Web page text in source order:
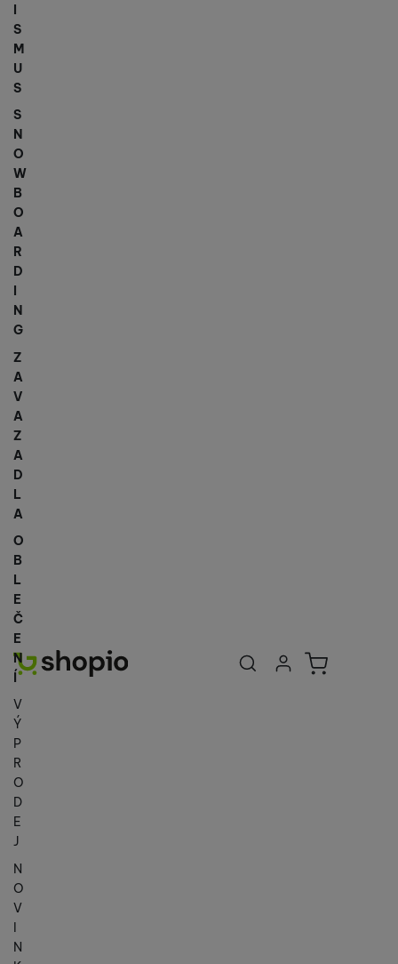
Uživatelská
Přihlásit se
Košík
I
S
M
U
S
S
N
O
W
B
O
A
R
D
N
G
Z
A
V
A
Z
A
D
L
A
O
B
L
E
Č
E
N
Í
V
Ý
P
R
O
D
E
J
N
O
V
I
N